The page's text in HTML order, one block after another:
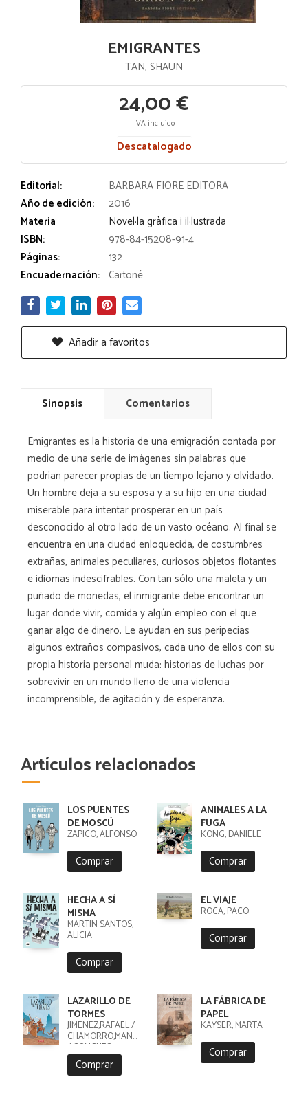
EMIGRANTES
TAN, SHAUN
24,00 €
IVA incluido
Descatalogado
Editorial:
BARBARA FIORE EDITORA
Año de edición:
2016
Materia
Novel·la gràfica i il·lustrada
ISBN:
978-84-15208-91-4
Páginas:
132
Encuadernación: Cartoné
Añadir a favoritos
Sinopsis Comentarios
Emigrantes es la historia de una emigración contada por
medio de una serie de imágenes sin palabras que
podrían parecer propias de un tiempo lejano y olvidado.
Un hombre deja a su esposa y a su hijo en una ciudad
miserable para intentar prosperar en un país
desconocido al otro lado de un vasto océano. Al final se
encuentra en una ciudad enloquecida, de costumbres
extrañas, animales peculiares, curiosos objetos flotantes
e idiomas indescifrables. Con tan sólo una maleta y un
puñado de monedas, el inmigrante debe encontrar un
lugar donde vivir, comida y algún empleo con el que
ganar algo de dinero. Le ayudan en sus peripecias
algunos extraños compasivos, cada uno de ellos con su
propia historia personal muda: historias de luchas por
sobrevivir en un mundo lleno de una violencia
incomprensible, de agitación y de esperanza.
Artículos relacionados
LOS PUENTES
DE MOSCÚ
ZAPICO, ALFONSO
Comprar
ANIMALES A LA
FUGA
KONG, DANIELE
Comprar
HECHA A SÍ
MISMA
MARTÍN SANTOS,
ALICIA
Comprar
EL VIAJE
ROCA, PACO
Comprar
LAZARILLO DE
TORMES
JIMENEZ,RAFAEL /
CHAMORRO,MANUEL
/ CONCHES,
Comprar
LA FÁBRICA DE
PAPEL
KAYSER, MARTA
Comprar